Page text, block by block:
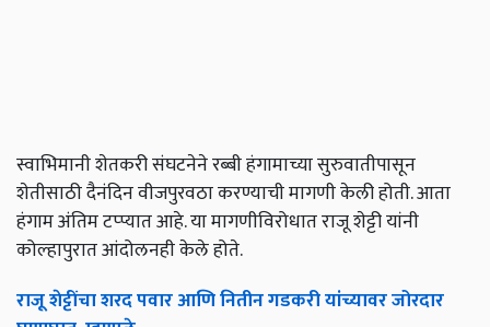
स्वाभिमानी शेतकरी संघटनेने रब्बी हंगामाच्या सुरुवातीपासून
शेतीसाठी दैनंदिन वीजपुरवठा करण्याची मागणी केली होती. आता
हंगाम अंतिम टप्प्यात आहे. या मागणीविरोधात राजू शेट्टी यांनी
कोल्हापुरात आंदोलनही केले होते.
राजू शेट्टींचा शरद पवार आणि नितीन गडकरी यांच्यावर जोरदार